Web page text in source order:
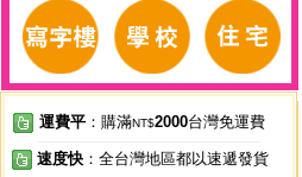
運費平 ：購滿NT$2000台灣免運費
速度快 ：全台灣地區都以速遞發貨